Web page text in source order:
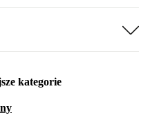
kategorie